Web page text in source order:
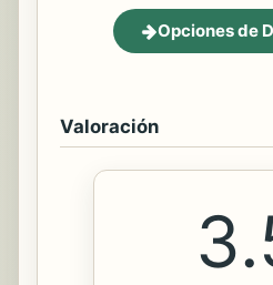
Opciones de
Valoración